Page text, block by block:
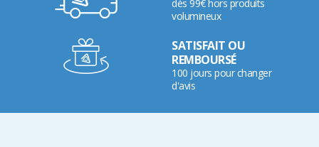
dès 99€ hors produits
volumineux
SATISFAIT OU
REMBOURSÉ
100 jours pour changer
d'avis